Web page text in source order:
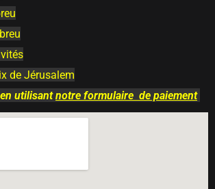
de Jérusalem
utilisantnotre formulaire de paiement